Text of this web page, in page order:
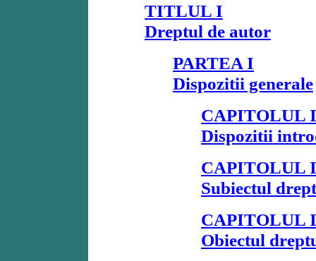
TITLUL I
Dreptul de autor
PARTEA I
Dispozitii generale
CAPITOLUL I
Dispozitii
CAPITOLUL
Subiectul
CAPITOLUL
Obiectul